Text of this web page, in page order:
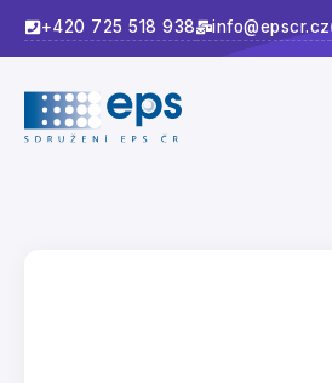
+420 725 518 938 info@epscr.cz